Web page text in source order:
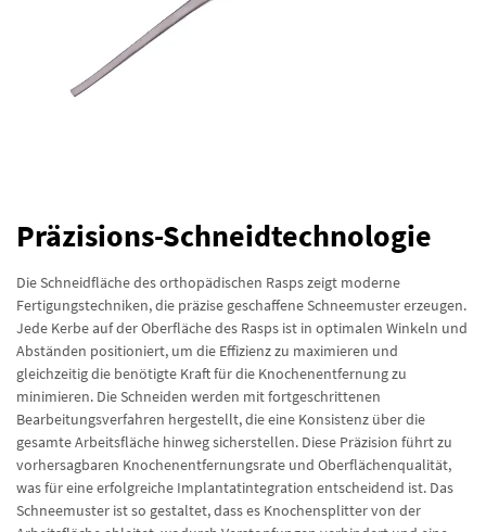
Präzisions-Schneidtechnologie
Die Schneidfläche des orthopädischen Rasps zeigt moderne
Fertigungstechniken, die präzise geschaffene Schneemuster erzeugen.
Jede Kerbe auf der Oberfläche des Rasps ist in optimalen Winkeln und
Abständen positioniert, um die Effizienz zu maximieren und
gleichzeitig die benötigte Kraft für die Knochenentfernung zu
minimieren. Die Schneiden werden mit fortgeschrittenen
Bearbeitungsverfahren hergestellt, die eine Konsistenz über die
gesamte Arbeitsfläche hinweg sicherstellen. Diese Präzision führt zu
vorhersagbaren Knochenentfernungsrate und Oberflächenqualität,
was für eine erfolgreiche Implantatintegration entscheidend ist. Das
Schneemuster ist so gestaltet, dass es Knochensplitter von der